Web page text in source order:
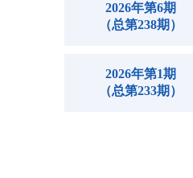
2026年第6期
（总第238期）
2026年第1期
（总第233期）